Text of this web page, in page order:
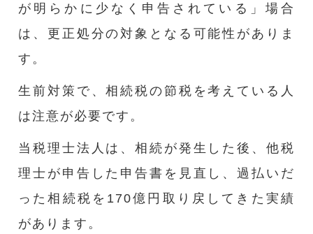
が明らかに少なく申告されている」場合
は、更正処分の対象となる可能性がありま
す。
生前対策で、相続税の節税を考えている人
は注意が必要です。
当税理士法人は、相続が発生した後、他税
理士が申告した申告書を見直し、過払いだ
った相続税を170億円取り戻してきた実績
があります。